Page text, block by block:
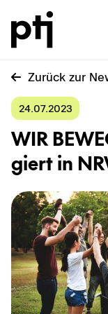
Zu­rück zur
24.07.2023
WIR
giert in